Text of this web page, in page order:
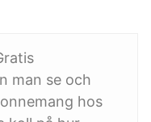
man se och
hos